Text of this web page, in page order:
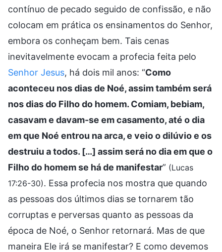
contínuo de pecado seguido de confissão, e não
colocam em prática os ensinamentos do Senhor,
embora os conheçam bem. Tais cenas
inevitavelmente evocam a profecia feita pelo
Senhor Jesus, há dois mil anos: “Como
aconteceu nos dias de Noé, assim também será
nos dias do Filho do homem. Comiam, bebiam,
casavam e davam-se em casamento, até o dia
em que Noé entrou na arca, e veio o dilúvio e os
destruiu a todos. […] assim será no dia em que o
Filho do homem se há de manifestar” (Lucas
17:26-30). Essa profecia nos mostra que quando
as pessoas dos últimos dias se tornarem tão
corruptas e perversas quanto as pessoas da
época de Noé, o Senhor retornará. Mas de que
maneira Ele irá se manifestar? E como devemos